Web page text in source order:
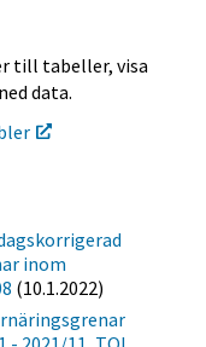
till tabeller, visa
data.
inom
(10.1.2022)